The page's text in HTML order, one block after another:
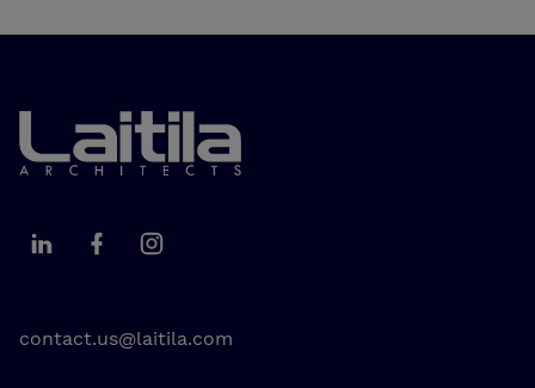
Laitila Arkkitehdit
Laitila Arkkitehdit LinkedIn
Laitila Arkkitehdit Facebook
Laitila Arkkitehdit Instagram
contact.us@laitila.com